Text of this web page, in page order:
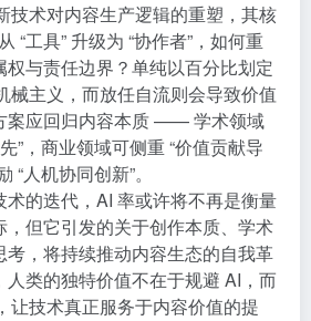
技术对内容生产逻辑的重塑，其核
“工具” 升级为 “协作者”，如何重
权与责任边界？单纯以百分比划定
械主义，而放任自流则会导致价值
案应回归内容本质 —— 学术领域
”，商业领域可侧重 “价值贡献导
“人机协同创新”。
的迭代，AI 率或许将不再是衡量
，但它引发的关于创作本质、学术
，将持续推动内容生态的自我革
类的独特价值不在于规避 AI，而
让技术真正服务于内容价值的提